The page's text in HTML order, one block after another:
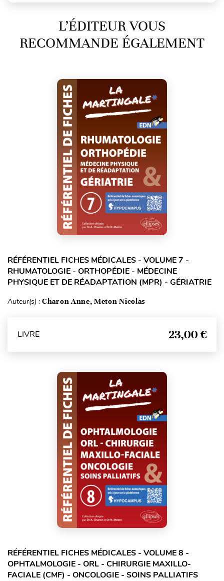
L’ÉDITEUR VOUS
RECOMMANDE ÉGALEMENT
RÉFÉRENTIEL FICHES MÉDICALES - VOLUME 7 -
RHUMATOLOGIE - ORTHOPÉDIE - MÉDECINE
PHYSIQUE ET DE RÉADAPTATION (MPR) - GÉRIATRIE
Auteur(s) : Charon Anne, Meton Nicolas
LIVRE 23,00 €
RÉFÉRENTIEL FICHES MÉDICALES - VOLUME 8 -
OPHTALMOLOGIE - ORL - CHIRURGIE MAXILLO-
FACIALE (CMF) - ONCOLOGIE - SOINS PALLIATIFS